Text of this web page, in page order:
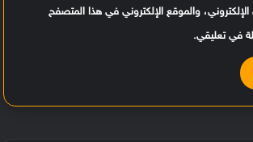
والموقع الإلكتروني في هذا المتصفح
في تعليقي.